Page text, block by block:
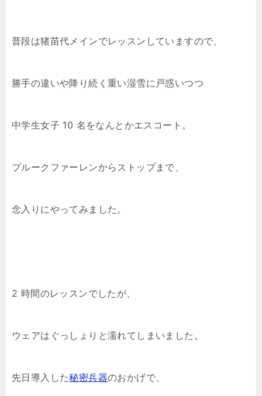
普段は猪苗代メインでレッスンしていますので、
勝手の違いや降り続く重い湿雪に戸惑いつつ
中学生女子 10 名をなんとかエスコート。
プルークファーレンからストップまで、
念入りにやってみました。
2 時間のレッスンでしたが、
ウェアはぐっしょりと濡れてしまいました。
先日導入した秘密兵器のおかげで、